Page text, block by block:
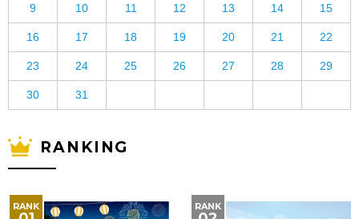
9 10 11 12 13 14 15
16 17 18 19 20 21 22
23 24 25 26 27 28 29
30 31
RANKING